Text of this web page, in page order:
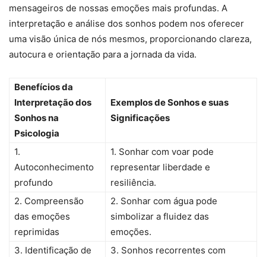
mensageiros de nossas emoções mais profundas. A
interpretação e análise dos sonhos podem nos oferecer
uma visão única de nós mesmos, proporcionando clareza,
autocura e orientação para a jornada da vida.
Benefícios da
Interpretação dos
Sonhos na
Psicologia
Exemplos de Sonhos e suas
Significações
1.
Autoconhecimento
profundo
1. Sonhar com voar pode
representar liberdade e
resiliência.
2. Compreensão
das emoções
reprimidas
2. Sonhar com água pode
simbolizar a fluidez das
emoções.
3. Identificação de
3. Sonhos recorrentes com